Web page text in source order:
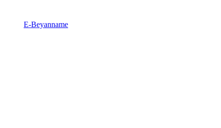
E-Beyanname